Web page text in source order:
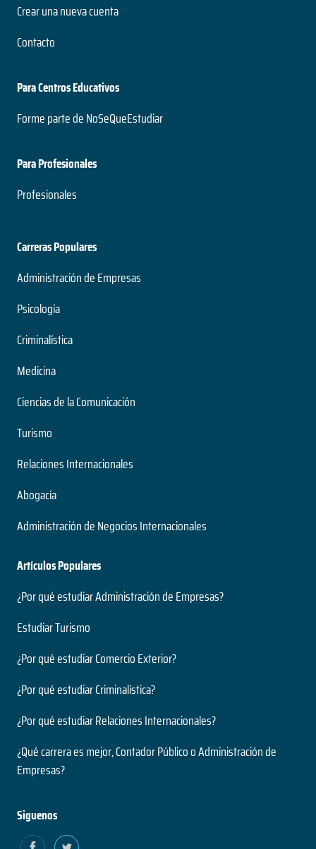
Crear una nueva cuenta
Contacto
Para Centros Educativos
Forme parte de NoSeQueEstudiar
Para Profesionales
Profesionales
Carreras Populares
Administración de Empresas
Psicología
Criminalística
Medicina
Ciencias de la Comunicación
Turismo
Relaciones Internacionales
Abogacía
Administración de Negocios Internacionales
Artículos Populares
¿Por qué estudiar Administración de Empresas?
Estudiar Turismo
¿Por qué estudiar Comercio Exterior?
¿Por qué estudiar Criminalística?
¿Por qué estudiar Relaciones Internacionales?
¿Qué carrera es mejor, Contador Público o Administración de
Empresas?
Siguenos